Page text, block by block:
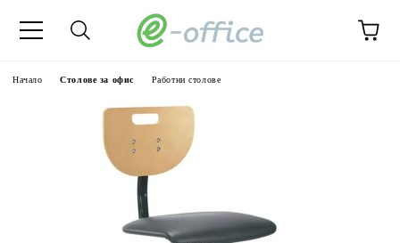
Начало Столове за офис Работни столове